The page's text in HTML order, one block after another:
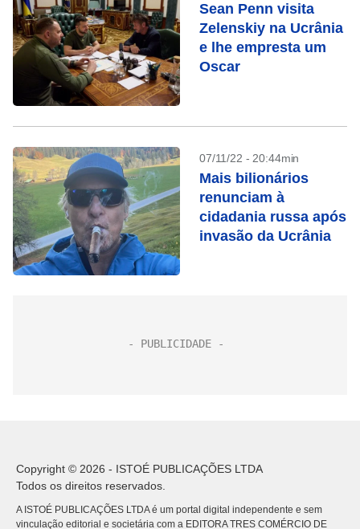
Sean Penn visita
Zelenskiy na Ucrânia
e lhe empresta um
Oscar
07/11/22 - 20:44min
Mais bilionários
renunciam à
cidadania russa após
invasão da Ucrânia
Copyright © 2026 - ISTOÉ PUBLICAÇÕES LTDA
Todos os direitos reservados.
A ISTOÉ PUBLICAÇÕES LTDA é um portal digital independente e sem
vinculação editorial e societária com a EDITORA TRES COMÉRCIO DE